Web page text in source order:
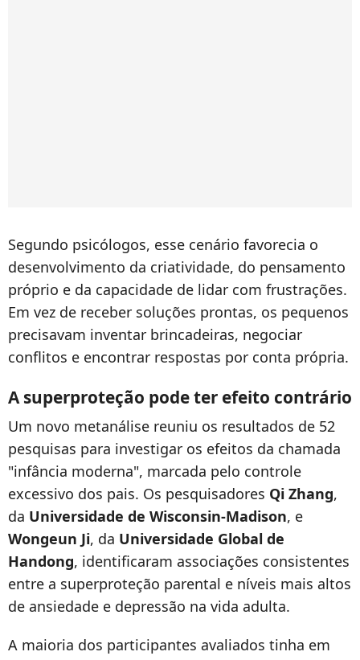
Segundo psicólogos, esse cenário favorecia o
desenvolvimento da criatividade, do pensamento
próprio e da capacidade de lidar com frustrações.
Em vez de receber soluções prontas, os pequenos
precisavam inventar brincadeiras, negociar
conflitos e encontrar respostas por conta própria.
A superproteção pode ter efeito contrário
Um novo metanálise reuniu os resultados de 52
pesquisas para investigar os efeitos da chamada
"infância moderna", marcada pelo controle
excessivo dos pais. Os pesquisadores Qi Zhang,
da Universidade de Wisconsin-Madison, e
Wongeun Ji, da Universidade Global de
Handong, identificaram associações consistentes
entre a superproteção parental e níveis mais altos
de ansiedade e depressão na vida adulta.
A maioria dos participantes avaliados tinha em